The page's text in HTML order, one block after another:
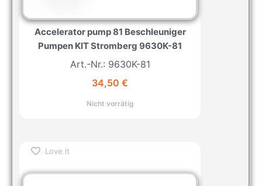
Accelerator pump 81 Beschleuniger
Pumpen KIT Stromberg 9630K-81
Art.-Nr.: 9630K-81
34,50 €
Nicht vorrätig
Love it